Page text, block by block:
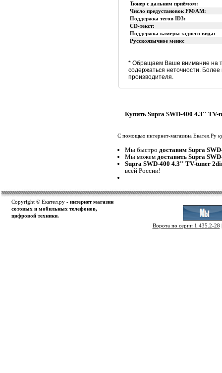
Тюнер с дальним приёмом:
Число предустановок FM/AM:
Поддержка тегов ID3:
CD-текст:
Поддержка камеры заднего вида:
Русскоязычное меню:
* Обращаем Ваше внимание на
содержаться неточности.
производителя.
Купить Supra SWD-400 4.3'' TV-
С помощью интернет-магазина Екател.Ру
Мы быстро доставим Supra
Мы можем доставить Supra
Supra SWD-400 4.3'' TV-tuner
всей России!
Copyright © Екател.ру - интернет магазин
сотовых и мобильных телефонов,
цифровой техники.
Ворота по серии 1.435.2-28